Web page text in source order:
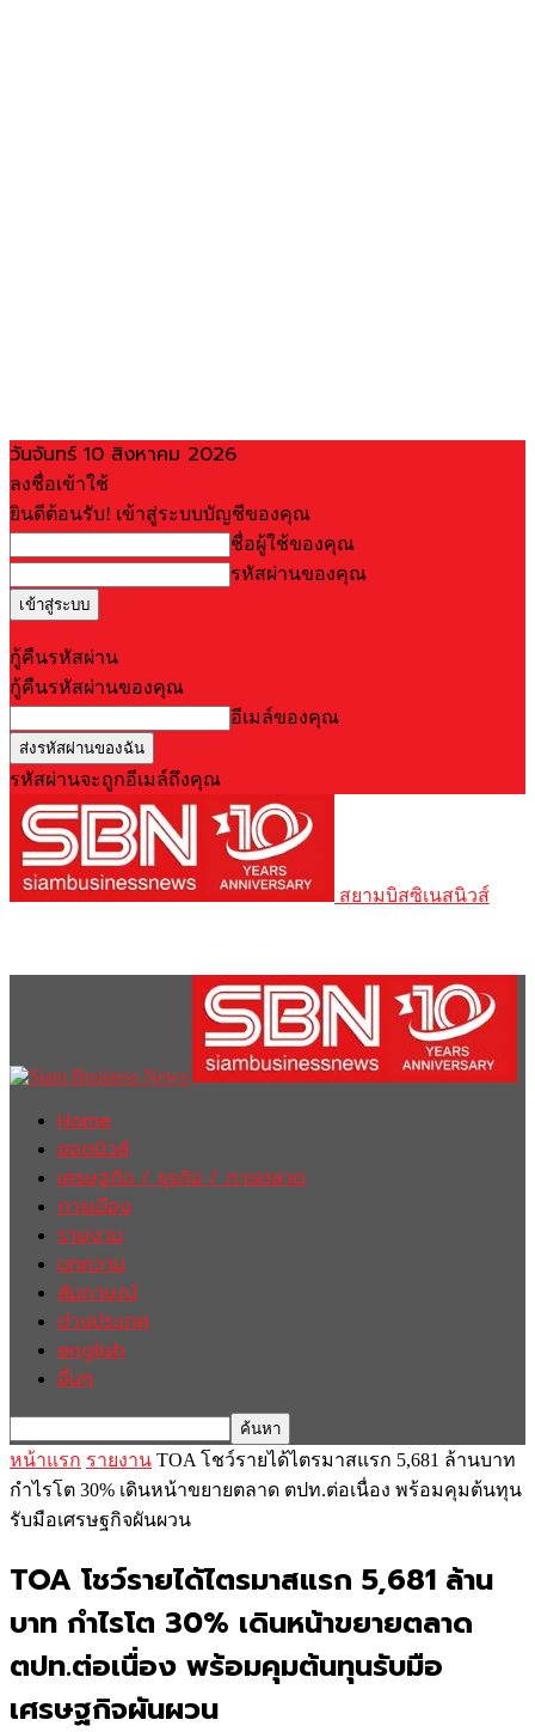
วันจันทร์ 10 สิงหาคม 2026
ลงชื่อเข้าใช้
ยินดีต้อนรับ! เข้าสู่ระบบบัญชีของคุณ
ชื่อผู้ใช้ของคุณ
รหัสผ่านของคุณ
กู้คืนรหัสผ่าน
กู้คืนรหัสผ่านของคุณ
อีเมล์ของคุณ
รหัสผ่านจะถูกอีเมล์ถึงคุณ
สยามบิสซิเนสนิวส์
Home
ฮอตนิวส์
เศรษฐกิจ / ธุรกิจ / การตลาด
การเมือง
รายงาน
บทความ
สัมภาษณ์
ต่างประเทศ
english
อื่นๆ
หน้าแรก รายงาน TOA โชว์รายได้ไตรมาสแรก 5,681 ล้านบาท
กำไรโต 30% เดินหน้าขยายตลาด ตปท.ต่อเนื่อง พร้อมคุมต้นทุน
รับมือเศรษฐกิจผันผวน
TOA โชว์รายได้ไตรมาสแรก 5,681 ล้าน
บาท กำไรโต 30% เดินหน้าขยายตลาด
ตปท.ต่อเนื่อง พร้อมคุมต้นทุนรับมือ
เศรษฐกิจผันผวน